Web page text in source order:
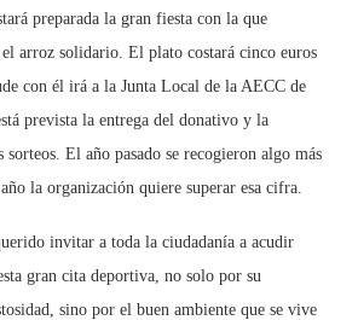
preparada la gran fiesta con la que
arroz solidario. El plato costará cinco euros
con él irá a la Junta Local de la AECC de
prevista la entrega del donativo y la
sorteos. El año pasado se recogieron algo más
la organización quiere superar esa cifra.
invitar a toda la ciudadanía a acudir
gran cita deportiva, no solo por su
sino por el buen ambiente que se vive